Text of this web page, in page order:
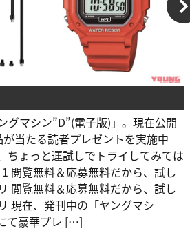
グマシン”D”(電子版)」。現在公開
当たる読者プレゼントを実施中
ちょっと運試しでトライしてみては
閲覧無料＆応募無料だから、試し
閲覧無料＆応募無料だから、試し
現在、発刊中の「ヤングマシ
て豪華プレ […]